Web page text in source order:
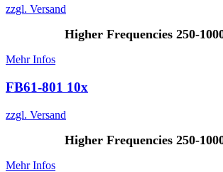
zzgl. Versand
Higher Frequencies 250-
Mehr Infos
FB61-801 10x
zzgl. Versand
Higher Frequencies 250-
Mehr Infos